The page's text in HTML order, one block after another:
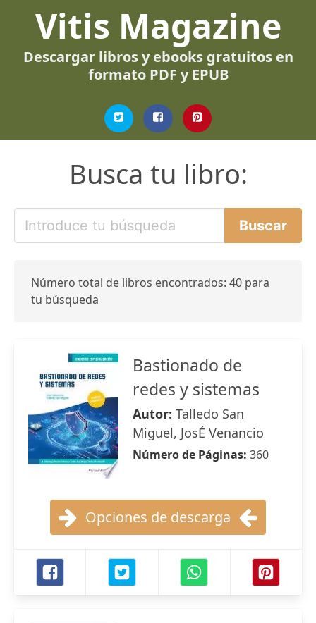
Vitis Magazine
Descargar libros y ebooks gratuitos en
formato PDF y EPUB
Busca tu libro:
Número total de libros encontrados: 40 para
tu búsqueda
Bastionado de
redes y sistemas
Autor: Talledo San
Miguel, JosÉ Venancio
Número de Páginas: 360
Opciones de descarga